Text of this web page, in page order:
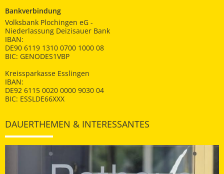
Bankverbindung
Volksbank Plochingen eG -
Niederlassung Deizisauer Bank
IBAN:
DE90 6119 1310 0700 1000 08
BIC: GENODES1VBP
Kreissparkasse Esslingen
IBAN:
DE92 6115 0020 0000 9030 04
BIC: ESSLDE66XXX
DAUERTHEMEN & INTERESSANTES